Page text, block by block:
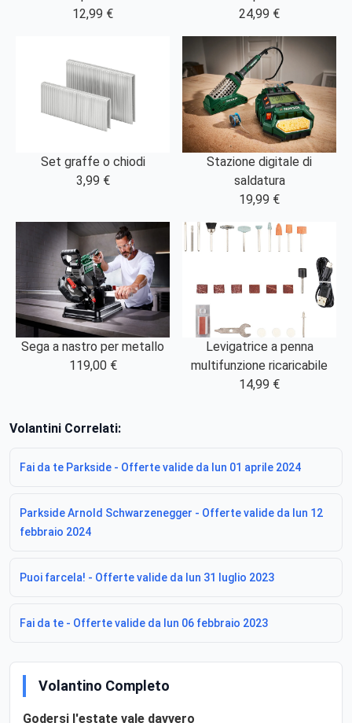
12,99 €
24,99 €
Set graffe o chiodi
3,99 €
Stazione digitale di
saldatura
19,99 €
Sega a nastro per metallo
119,00 €
Levigatrice a penna
multifunzione ricaricabile
14,99 €
Volantini Correlati:
Fai da te Parkside - Offerte valide da lun 01 aprile 2024
Parkside Arnold Schwarzenegger - Offerte valide da lun 12
febbraio 2024
Puoi farcela! - Offerte valide da lun 31 luglio 2023
Fai da te - Offerte valide da lun 06 febbraio 2023
Volantino Completo
Godersi l'estate vale davvero